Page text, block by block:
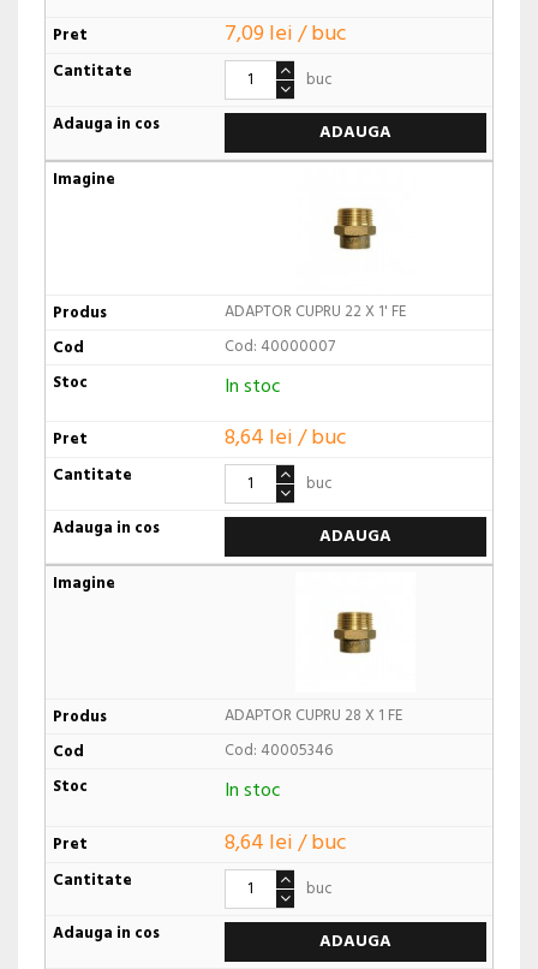
7,09 lei / buc
buc
ADAUGA
ADAPTOR CUPRU 22 X 1' FE
Cod: 40000007
In stoc
8,64 lei / buc
buc
ADAUGA
ADAPTOR CUPRU 28 X 1 FE
Cod: 40005346
In stoc
8,64 lei / buc
buc
ADAUGA